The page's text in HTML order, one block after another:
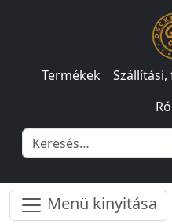
Termékek
Menü kinyitása